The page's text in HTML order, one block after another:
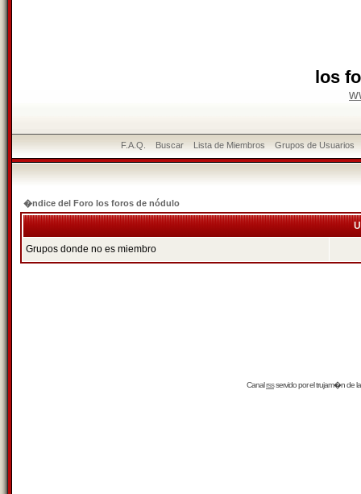
los
F.A.Q. Buscar Lista de Miembros Grupos de Usuarios
�ndice del Foro los foros de nódulo
Grupos donde no es miembro
Canalrssservido por eltrujam�nde